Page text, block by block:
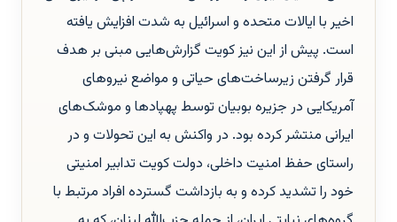
اخیر با ایالات متحده و اسرائیل به شدت افزایش یافته
است. پیش از این نیز کویت گزارش‌هایی مبنی بر هدف
قرار گرفتن زیرساخت‌های حیاتی و مواضع نیروهای
آمریکایی در جزیره بوبیان توسط پهپادها و موشک‌های
ایرانی منتشر کرده بود. در واکنش به این تحولات و در
راستای حفظ امنیت داخلی، دولت کویت تدابیر امنیتی
خود را تشدید کرده و به بازداشت گسترده افراد مرتبط با